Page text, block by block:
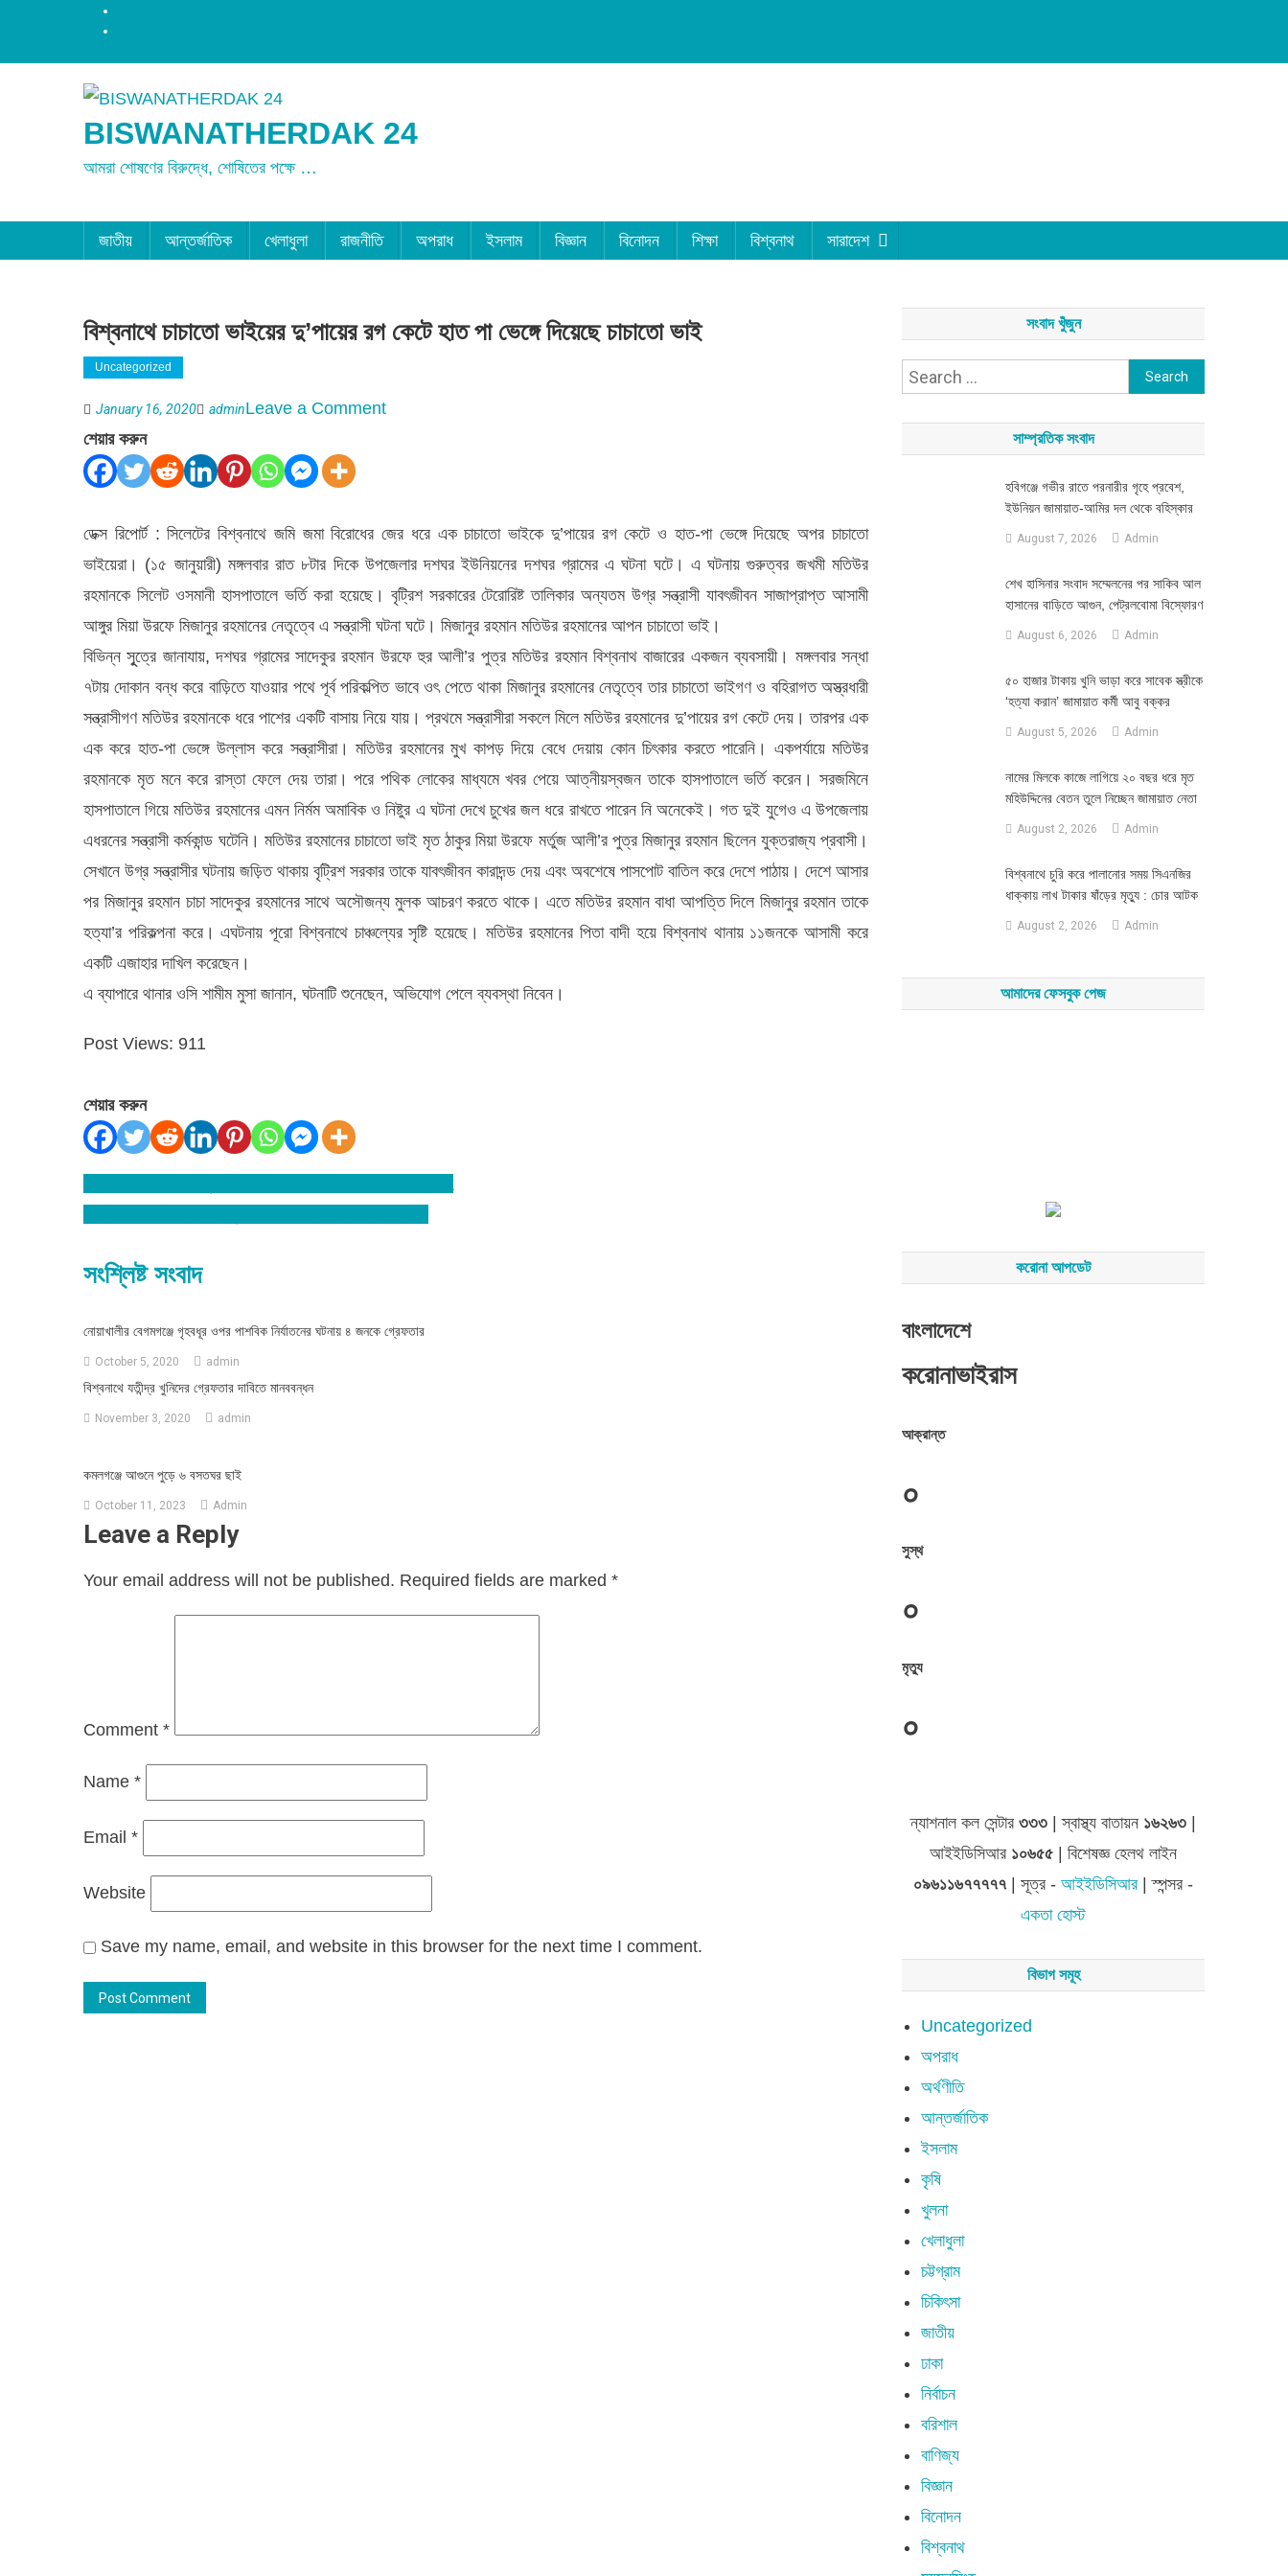
BISWANATHERDAK 24
আমরা শোষণের বিরুদ্ধে, শোষিতের পক্ষে …
জাতীয় আন্তর্জাতিক খেলাধুলা রাজনীতি অপরাধ ইসলাম বিজ্ঞান বিনোদন শিক্ষা বিশ্বনাথ সারাদেশ
বিশ্বনাথে চাচাতো ভাইয়ের দু’পায়ের রগ কেটে হাত পা ভেঙ্গে দিয়েছে চাচাতো ভাই
Uncategorized
January 16, 2020 adminLeave a Commenton
দু’পায়ের
রগ
কেটে
হাত
পা
ভেঙ্গে
দিয়েছে
চাচাতো
ভাই
শেয়ার করুন
ডেক্স রিপোর্ট : সিলেটের বিশ্বনাথে জমি জমা বিরোধের জের ধরে এক চাচাতো ভাইকে দু’পায়ের রগ কেটে ও হাত-পা ভেঙ্গে দিয়েছে অপর চাচাতো
ভাইয়েরা। (১৫ জানুয়ারী) মঙ্গলবার রাত ৮টার দিকে উপজেলার দশঘর ইউনিয়নের দশঘর গ্রামের এ ঘটনা ঘটে। এ ঘটনায় গুরুত্বর জখমী মতিউর
রহমানকে সিলেট ওসমানী হাসপাতালে ভর্তি করা হয়েছে। বৃট্রিশ সরকারের টেরোরিষ্ট তালিকার অন্যতম উগ্র সন্ত্রাসী যাবৎজীবন সাজাপ্রাপ্ত আসামী
আঙ্গুর মিয়া উরফে মিজানুর রহমানের নেতৃত্বে এ সন্ত্রাসী ঘটনা ঘটে। মিজানুর রহমান মতিউর রহমানের আপন চাচাতো ভাই।
বিভিন্ন সুূত্রে জানাযায়, দশঘর গ্রামের সাদেকুর রহমান উরফে হুর আলী’র পুত্র মতিউর রহমান বিশ্বনাথ বাজারের একজন ব্যবসায়ী। মঙ্গলবার সন্ধা
৭টায় দোকান বন্ধ করে বাড়িতে যাওয়ার পথে পূর্ব পরিকল্পিত ভাবে ওৎ পেতে থাকা মিজানুর রহমানের নেতৃত্বে তার চাচাতো ভাইগণ ও বহিরাগত অস্ত্রধারী
সন্ত্রাসীগণ মতিউর রহমানকে ধরে পাশের একটি বাসায় নিয়ে যায়। প্রথমে সন্ত্রাসীরা সকলে মিলে মতিউর রহমানের দু’পায়ের রগ কেটে দেয়। তারপর এক
এক করে হাত-পা ভেঙ্গে উল্লাস করে সন্ত্রাসীরা। মতিউর রহমানের মুখ কাপড় দিয়ে বেধে দেয়ায় কোন চিৎকার করতে পারেনি। একপর্যায়ে মতিউর
রহমানকে মৃত মনে করে রাস্তা ফেলে দেয় তারা। পরে পথিক লোকের মাধ্যমে খবর পেয়ে আত্নীয়স্বজন তাকে হাসপাতালে ভর্তি করেন। সরজমিনে
হাসপাতালে গিয়ে মতিউর রহমানের এমন নির্মম অমাবিক ও নিষ্টুর এ ঘটনা দেখে চুখের জল ধরে রাখতে পারেন নি অনেকেই। গত দুই যুগেও এ উপজেলায়
এধরনের সন্ত্রাসী কর্মকান্ড ঘটেনি। মতিউর রহমানের চাচাতো ভাই মৃত ঠাকুর মিয়া উরফে মর্তুজ আলী’র পুত্র মিজানুর রহমান ছিলেন যুক্তরাজ্য প্রবাসী।
সেখানে উগ্র সন্ত্রাসীর ঘটনায় জড়িত থাকায় বৃট্রিশ সরকার তাকে যাবৎজীবন কারাদন্ড দেয় এবং অবশেষে পাসপোট বাতিল করে দেশে পাঠায়। দেশে আসার
পর মিজানুর রহমান চাচা সাদেকুর রহমানের সাথে অসৌজন্য মুলক আচরণ করতে থাকে। এতে মতিউর রহমান বাধা আপত্তি দিলে মিজানুর রহমান তাকে
হত্যা’র পরিকল্পনা করে। এঘটনায় পূরো বিশ্বনাথে চাঞ্চল্যের সৃষ্টি হয়েছে। মতিউর রহমানের পিতা বাদী হয়ে বিশ্বনাথ থানায় ১১জনকে আসামী করে
একটি এজাহার দাখিল করেছেন।
এ ব্যাপারে থানার ওসি শামীম মুসা জানান, ঘটনাটি শুনেছেন, অভিযোগ পেলে ব্যবস্থা নিবেন।
Post Views: 911
শেয়ার করুন
Post
সংশ্লিষ্ট সংবাদ
নোয়াখালীর বেগমগঞ্জে গৃহবধূর ওপর পাশবিক নির্যাতনের ঘটনায় ৪ জনকে গ্রেফতার
October 5, 2020 admin
বিশ্বনাথে যতীন্দ্র খুনিদের গ্রেফতার দাবিতে মানববন্ধন
November 3, 2020 admin
কমলগঞ্জে আগুনে পুড়ে ৬ বসতঘর ছাই
October 11, 2023 Admin
Leave a Reply
Your email address will not be published. Required fields are marked *
Comment *
Name *
Email *
Website
Save my name, email, and website in this browser for the next time I comment.
সংবাদ খুঁজুন
Search
সাম্প্রতিক সংবাদ
হবিগঞ্জে গভীর রাতে পরনারীর গৃহে প্রবেশ,
ইউনিয়ন জামায়াত-আমির দল থেকে বহিস্কার
August 7, 2026 Admin
শেখ হাসিনার সংবাদ সম্মেলনের পর সাকিব আল
হাসানের বাড়িতে আগুন, পেট্রলবোমা বিস্ফোরণ
August 6, 2026 Admin
৫০ হাজার টাকায় খুনি ভাড়া করে সাবেক স্ত্রীকে
‘হত্যা করান’ জামায়াত কর্মী আবু বক্কর
August 5, 2026 Admin
নামের মিলকে কাজে লাগিয়ে ২০ বছর ধরে মৃত
মহিউদ্দিনের বেতন তুলে নিচ্ছেন জামায়াত নেতা
August 2, 2026 Admin
‎বিশ্বনাথে চুরি করে পালানোর সময় সিএনজির
ধাক্কায় লাখ টাকার ষাঁড়ের মৃত্যু : চোর আটক
August 2, 2026 Admin
আমাদের ফেসবুক পেজ
করোনা আপডেট
বাংলাদেশে
করোনাভাইরাস
আক্রান্ত
০
সুস্থ
০
মৃত্যু
০
ন্যাশনাল কল সেন্টার৩৩৩ | স্বাস্থ্য বাতায়ন ১৬২৬৩
আইইডিসিআর ১০৬৫৫ | বিশেষজ্ঞ হেলথ লাইন
০৯৬১১৬৭৭৭৭৭| সূত্র -আইইডিসিআর| স্পন্সর -
একতা হোস্ট
বিভাগ সমূহ
Uncategorized
অপরাধ
অর্থণীতি
আন্তর্জাতিক
ইসলাম
কৃষি
খুলনা
খেলাধুলা
চট্টগ্রাম
চিকিৎসা
জাতীয়
ঢাকা
নির্বাচন
বরিশাল
বাণিজ্য
বিজ্ঞান
বিনোদন
বিশ্বনাথ